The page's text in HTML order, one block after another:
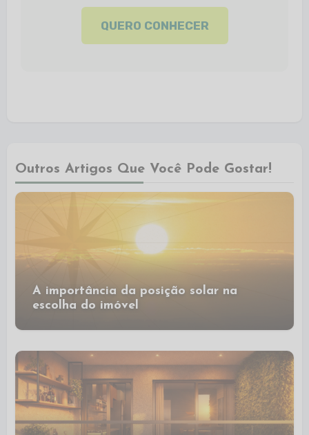
QUERO CONHECER
Outros Artigos Que Você Pode Gostar!
A importância da posição solar na
escolha do imóvel